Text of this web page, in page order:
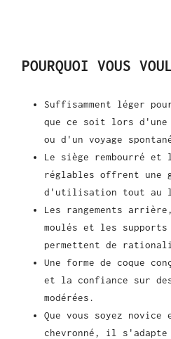
POURQUOI VOUS
Suffisamment léger
que ce soit lors
ou d'un voyage
Le siège rembourré et
réglables offrent une
d'utilisation tout au
Les rangements
moulés et les
permettent de
Une forme de coque
et la confiance sur
modérées.
Que vous soyez novice
chevronné, il